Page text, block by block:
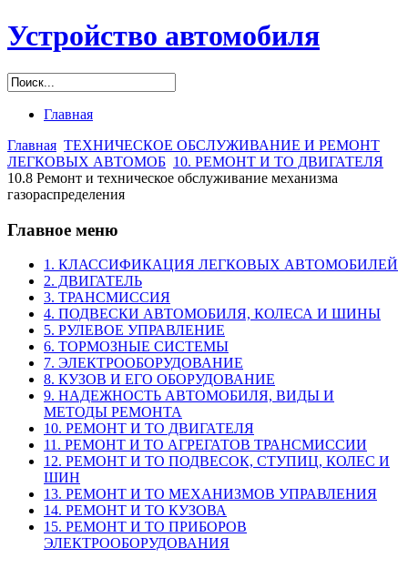
Устройство автомобиля
Главная
Главная ТЕХНИЧЕСКОЕ ОБСЛУЖИВАНИЕ И РЕМОНТ
ЛЕГКОВЫХ АВТОМОБ 10. РЕМОНТ И ТО ДВИГАТЕЛЯ
10.8 Ремонт и техническое обслуживание механизма
газораспределения
Главное меню
1. КЛАССИФИКАЦИЯ ЛЕГКОВЫХ АВТОМОБИЛЕЙ
2. ДВИГАТЕЛЬ
3. ТРАНСМИССИЯ
4. ПОДВЕСКИ АВТОМОБИЛЯ, КОЛЕСА И ШИНЫ
5. РУЛЕВОЕ УПРАВЛЕНИЕ
6. ТОРМОЗНЫЕ СИСТЕМЫ
7. ЭЛЕКТРООБОРУДОВАНИЕ
8. КУЗОВ И ЕГО ОБОРУДОВАНИЕ
9. НАДЕЖНОСТЬ АВТОМОБИЛЯ, ВИДЫ И
МЕТОДЫ РЕМОНТА
10. РЕМОНТ И ТО ДВИГАТЕЛЯ
11. РЕМОНТ И ТО АГРЕГАТОВ ТРАНСМИССИИ
12. РЕМОНТ И ТО ПОДВЕСОК, СТУПИЦ, КОЛЕС И
ШИН
13. РЕМОНТ И ТО МЕХАНИЗМОВ УПРАВЛЕНИЯ
14. РЕМОНТ И ТО КУЗОВА
15. РЕМОНТ И ТО ПРИБОРОВ
ЭЛЕКТРООБОРУДОВАНИЯ